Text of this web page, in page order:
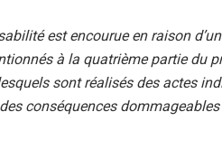
est encourue en raison
à la quatrième partie du
sont réalisés des actes
conséquences